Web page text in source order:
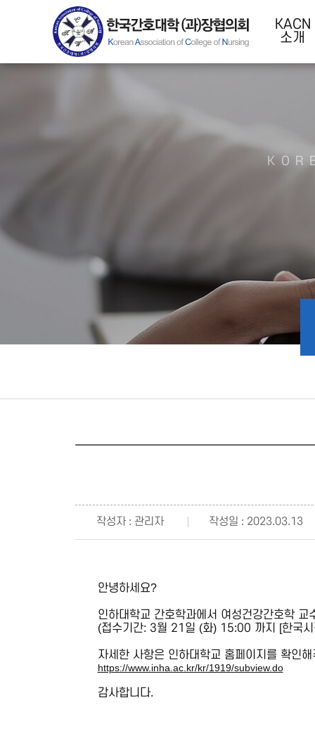
KACN
소개
작성자 : 관리자 작성일 : 2023.03.13
안녕하세요?
인하대학교 간호학과에서 여성건강간호학
(접수기간: 3월 21일 (화) 15:00 까지 [한국시
자세한 사항은 인하대학교 홈페이지를 확인
https://www.inha.ac.kr/kr/1919/subview.do
감사합니다.